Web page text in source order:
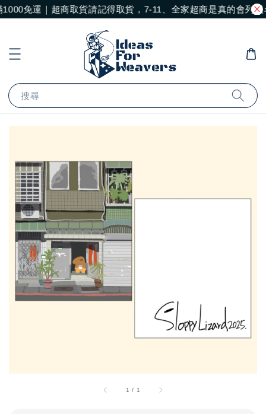
免運｜超商取貨請記得取貨，7-11、全家超商是真的會列黑
搜尋
1 / 1